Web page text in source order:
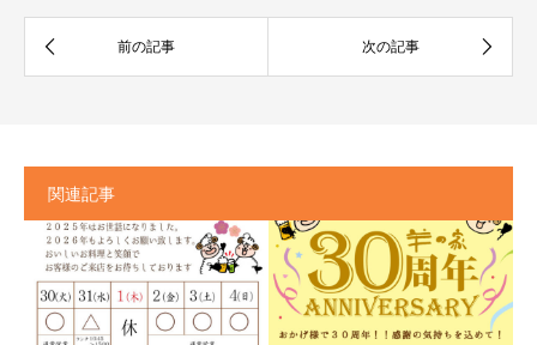
関連記事